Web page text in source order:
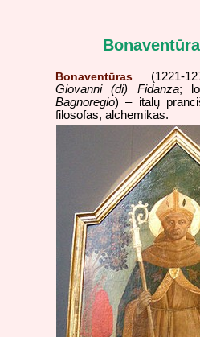
Bonaventūras (1221-
Giovanni (di) Fidanza;
Bagnoregio) – italų
filosofas, alchemikas.